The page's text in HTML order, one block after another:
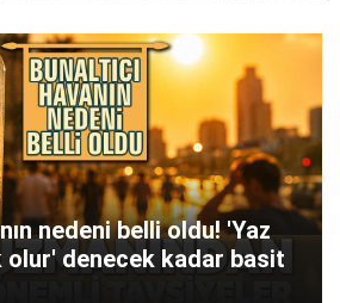
nedeni belli oldu! 'Yaz
olur' denecek kadar basit